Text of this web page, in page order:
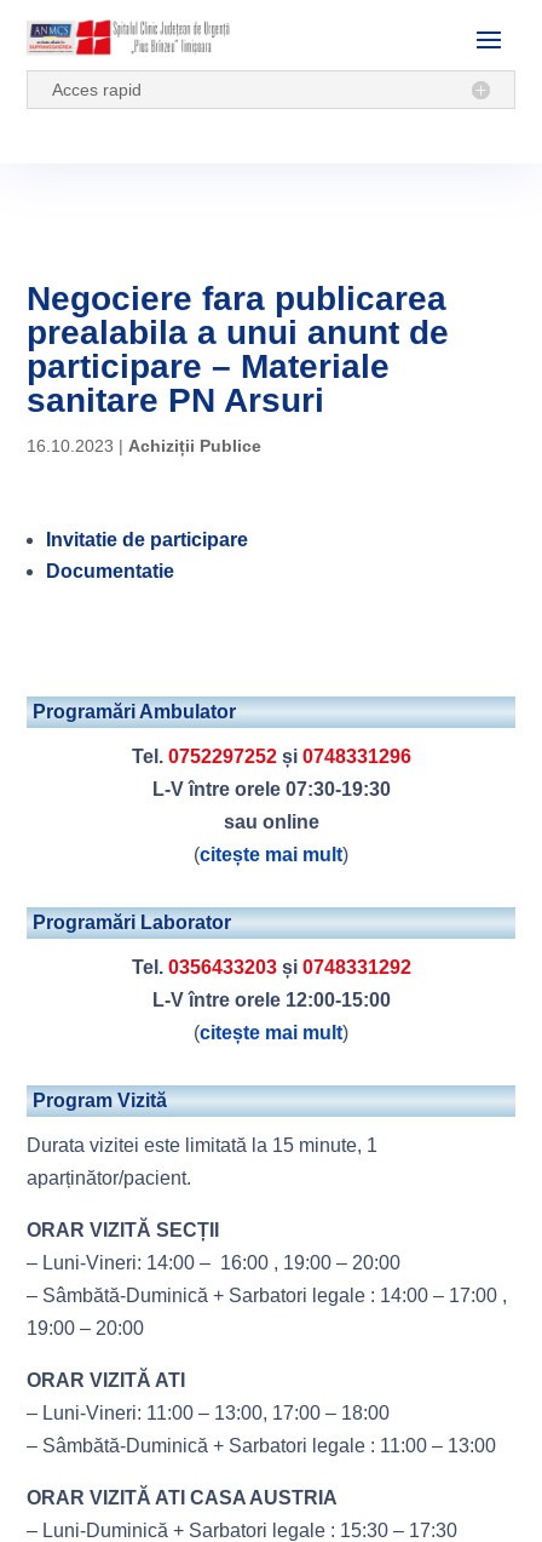
Acces rapid
Negociere fara publicarea
prealabila a unui anunt de
participare – Materiale
sanitare PN Arsuri
16.10.2023 | Achiziții Publice
Invitatie de participare
Documentatie
Programări Ambulator
Tel. 0752297252și 0748331296
L-V între orele 07:30-19:30
sau online
(citește mai mult)
Programări Laborator
Tel. 0356433203și 0748331292
L-V între orele 12:00-15:00
(citește mai mult)
Program Vizită
Durata vizitei este limitată la 15 minute, 1
aparținător/pacient.
ORAR VIZITĂ SECȚII
– Luni-Vineri: 14:00 – 16:00 , 19:00 – 20:00
– Sâmbătă-Duminică + Sarbatori legale : 14:00 – 17:00 ,
19:00 – 20:00
ORAR VIZITĂ ATI
– Luni-Vineri: 11:00 – 13:00, 17:00 – 18:00
– Sâmbătă-Duminică + Sarbatori legale : 11:00 – 13:00
ORAR VIZITĂ ATI CASA AUSTRIA
– Luni-Duminică + Sarbatori legale : 15:30 – 17:30